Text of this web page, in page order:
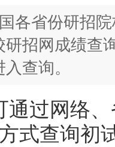
各省份研招
研招网成绩查
查询。
过网络、
式查询初